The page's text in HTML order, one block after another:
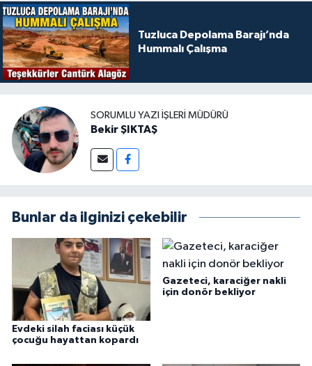
Tuzluca Depolama Barajı’nda
Hummalı Çalışma
SORUMLU YAZI İŞLERI MÜDÜRÜ
Bekir ŞIKTAŞ
Bunlar da ilginizi çekebilir
Evdeki silah faciası küçük
çocuğu hayattan kopardı
Gazeteci, karaciğer nakli
için donör bekliyor